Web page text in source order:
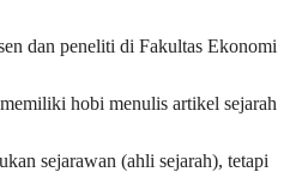
dan peneliti di Fakultas Ekonomi
hobi menulis artikel sejarah
sejarawan (ahli sejarah), tetapi